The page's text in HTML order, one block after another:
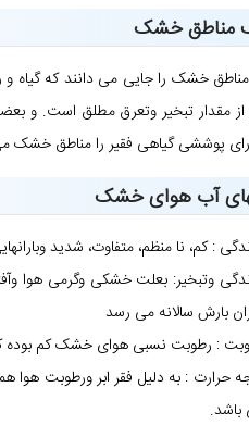
مناطق خشک
خشک را جایی می دانند که گیاه
مقدار تبخیر وتعرق مطلق است. و
پوششی گیاهی فقیر را مناطق خشک
آب هوای خشک
: کم، نا منظم، متفاوت، شدید
بارش سالانه می رسد
: رطوبت نسبی هوای خشک کم بوده که تقریباً برابر با
حرارت : به دلیل فقر ابر ورطوبت